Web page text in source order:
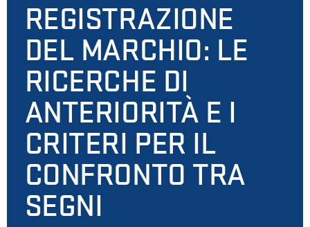
REGISTRAZIONE
DEL MARCHIO: LE
RICERCHE DI
ANTERIORITÀ E I
CRITERI PER IL
CONFRONTO TRA
SEGNI